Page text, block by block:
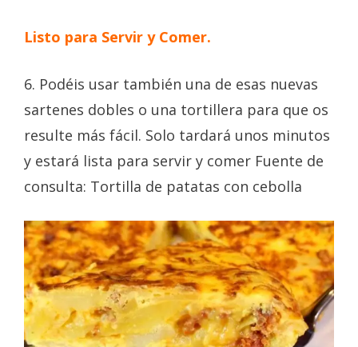
Listo para Servir y Comer.
6. Podéis usar también una de esas nuevas
sartenes dobles o una tortillera para que os
resulte más fácil. Solo tardará unos minutos
y estará lista para servir y comer Fuente de
consulta: Tortilla de patatas con cebolla